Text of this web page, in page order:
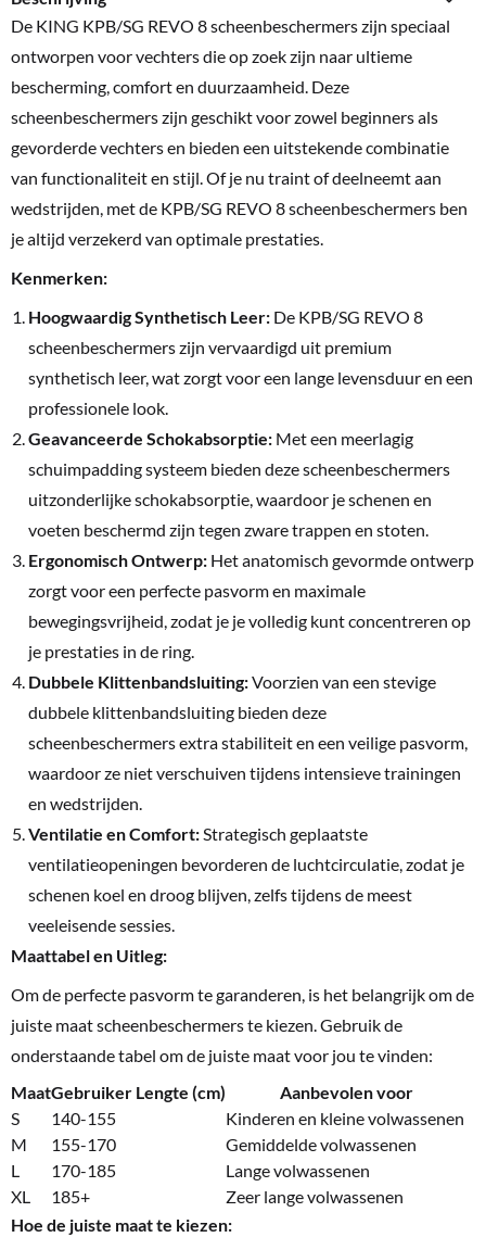
De KING KPB/SG REVO 8 scheenbeschermers zijn speciaal
ontworpen voor vechters die op zoek zijn naar ultieme
bescherming, comfort en duurzaamheid. Deze
scheenbeschermers zijn geschikt voor zowel beginners als
gevorderde vechters en bieden een uitstekende combinatie
van functionaliteit en stijl. Of je nu traint of deelneemt aan
wedstrijden, met de KPB/SG REVO 8 scheenbeschermers ben
je altijd verzekerd van optimale prestaties.
Kenmerken:
Hoogwaardig Synthetisch Leer: De KPB/SG REVO 8
scheenbeschermers zijn vervaardigd uit premium
synthetisch leer, wat zorgt voor een lange levensduur en een
professionele look.
Geavanceerde Schokabsorptie: Met een meerlagig
schuimpadding systeem bieden deze scheenbeschermers
uitzonderlijke schokabsorptie, waardoor je schenen en
voeten beschermd zijn tegen zware trappen en stoten.
Ergonomisch Ontwerp: Het anatomisch gevormde ontwerp
zorgt voor een perfecte pasvorm en maximale
bewegingsvrijheid, zodat je je volledig kunt concentreren op
je prestaties in de ring.
Dubbele Klittenbandsluiting:Voorzien van een stevige
dubbele klittenbandsluiting bieden deze
scheenbeschermers extra stabiliteit en een veilige pasvorm,
waardoor ze niet verschuiven tijdens intensieve trainingen
en wedstrijden.
Ventilatie en Comfort:Strategisch geplaatste
ventilatieopeningen bevorderen de luchtcirculatie, zodat je
schenen koel en droog blijven, zelfs tijdens de meest
veeleisende sessies.
Maattabel en Uitleg:
Om de perfecte pasvorm te garanderen, is het belangrijk om de
juiste maat scheenbeschermers te kiezen. Gebruik de
onderstaande tabel om de juiste maat voor jou te vinden:
MaatGebruiker Lengte (cm)
Aanbevolen voor
S
140-155
Kinderen en kleine volwassenen
M
155-170
Gemiddelde volwassenen
L
170-185
Lange volwassenen
XL
185+
Zeer lange volwassenen
Hoe de juiste maat te kiezen: